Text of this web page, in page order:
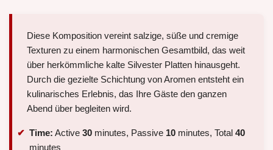
Diese Komposition vereint salzige, süße und cremige
Texturen zu einem harmonischen Gesamtbild, das weit
über herkömmliche kalte Silvester Platten hinausgeht.
Durch die gezielte Schichtung von Aromen entsteht ein
kulinarisches Erlebnis, das Ihre Gäste den ganzen
Abend über begleiten wird.
Time: Active 30 minutes, Passive 10 minutes, Total 40
minutes